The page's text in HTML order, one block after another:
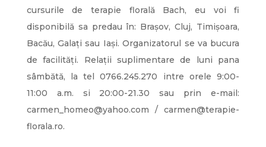
cursurile de terapie florală Bach, eu voi fi
disponibilă sa predau în: Brașov, Cluj, Timișoara,
Bacău, Galați sau Iași. Organizatorul se va bucura
de facilități. Relații suplimentare de luni pana
sâmbătă, la tel 0766.245.270 intre orele 9:00-
11:00 a.m. si 20:00-21.30 sau prin e-mail:
carmen_homeo@yahoo.com / carmen@terapie-
florala.ro.